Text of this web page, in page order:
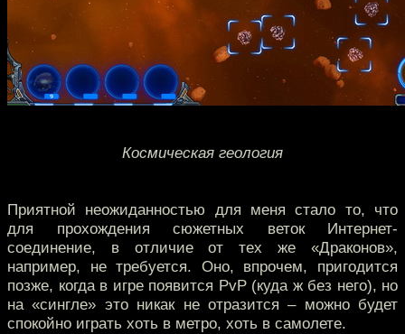
Космическая геология
Приятной неожиданностью для меня стало то, что
для прохождения сюжетных веток Интернет-
соединение, в отличие от тех же «Драконов»,
например, не требуется. Оно, впрочем, пригодится
позже, когда в игре появится PvP (куда ж без него), но
на «сингле» это никак не отразится – можно будет
спокойно играть хоть в метро, хоть в самолете.